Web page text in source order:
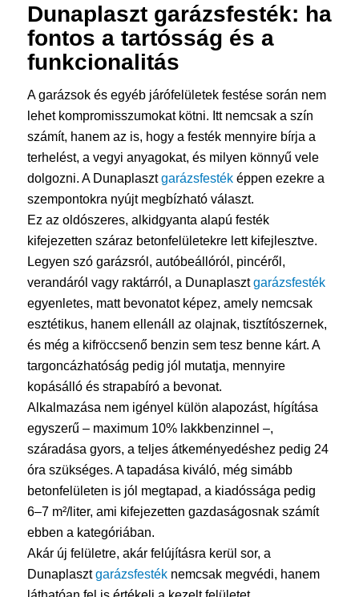
Dunaplaszt garázsfesték: ha
fontos a tartósság és a
funkcionalitás
A garázsok és egyéb járófelületek festése során nem
lehet kompromisszumokat kötni. Itt nemcsak a szín
számít, hanem az is, hogy a festék mennyire bírja a
terhelést, a vegyi anyagokat, és milyen könnyű vele
dolgozni. A Dunaplasztgarázsfestéképpen ezekre a
szempontokra nyújt megbízható választ.
Ez az oldószeres, alkidgyanta alapú festék
kifejezetten száraz betonfelületekre lett kifejlesztve.
Legyen szó garázsról, autóbeállóról, pincéről,
verandáról vagy raktárról, a Dunaplasztgarázsfesték
egyenletes, matt bevonatot képez, amely nemcsak
esztétikus, hanem ellenáll az olajnak, tisztítószernek,
és még a kifröccsenő benzin sem tesz benne kárt. A
targoncázhatóság pedig jól mutatja, mennyire
kopásálló és strapabíró a bevonat.
Alkalmazása nem igényel külön alapozást, hígítása
egyszerű – maximum 10% lakkbenzinnel –,
száradása gyors, a teljes átkeményedéshez pedig 24
óra szükséges. A tapadása kiváló, még simább
betonfelületen is jól megtapad, a kiadóssága pedig
6–7 m²/liter, ami kifejezetten gazdaságosnak számít
ebben a kategóriában.
Akár új felületre, akár felújításra kerül sor, a
Dunaplasztgarázsfestéknemcsak megvédi, hanem